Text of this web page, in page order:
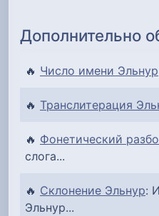
Дополнительно
🔥 Число имени Эльнур
🔥 Транслитерация
🔥 Фонетический
слога...
🔥 Склонение Эльнур:
Эльнур...